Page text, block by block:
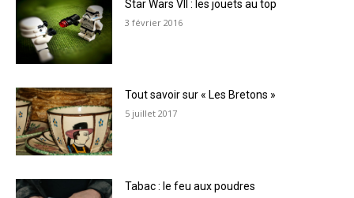
Star Wars VII : les jouets au top
3 février 2016
Tout savoir sur « Les Bretons »
5 juillet 2017
Tabac : le feu aux poudres